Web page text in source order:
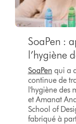
SoaPen :
l’hygiène
SoaPen qui a
continue de
l'hygiène des
et Amanat
School of
fabriqué à